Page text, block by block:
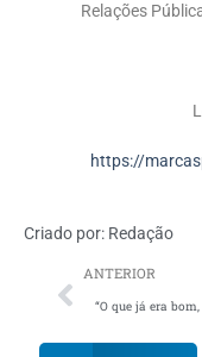
Relações
https://
Criado por: Redação
ANTERIOR